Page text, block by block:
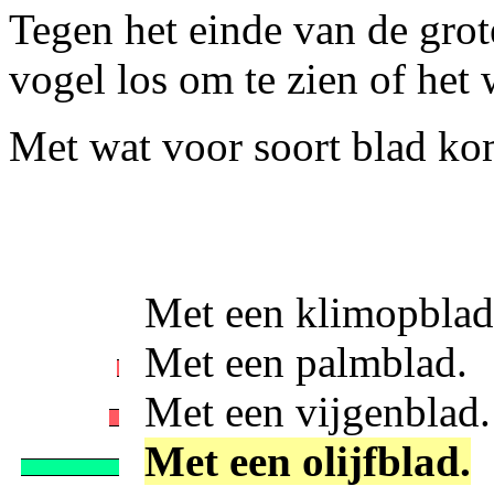
Tegen het einde van de
vogel los om te zien of het
Met wat voor soort blad
Met een
Met een palmblad.
Met een vijgenblad.
Met een olijfblad.